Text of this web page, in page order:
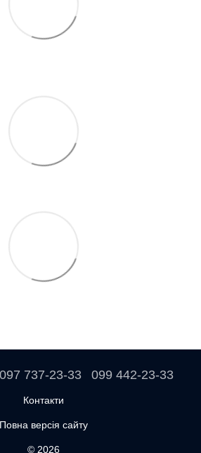
097 737-23-33 099 442-23-33
Контакти
Повна версія сайту
© 2026